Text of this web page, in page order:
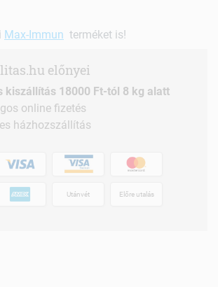
Max-Immun terméket is!
előnyei
kiszállítás 18000 Ft-tól 8 kg alatt
online fizetés
házhozszállítás
Utánvét Előre utalás